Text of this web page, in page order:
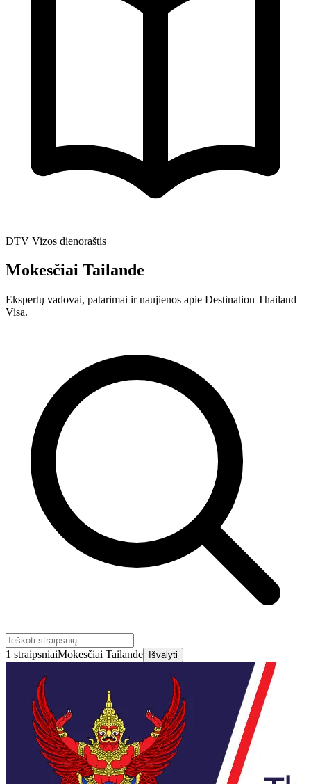
DTV Vizos dienoraštis
Mokesčiai Tailande
Ekspertų vadovai, patarimai ir naujienos apie Destination Thailand
Visa.
1 straipsniaiMokesčiai Tailande Išvalyti